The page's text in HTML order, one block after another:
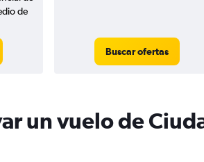
de
Buscar ofertas
un vuelo de